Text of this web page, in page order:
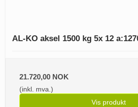
AL-KO aksel 1500 kg 5x 12
21.720,00 NOK
(inkl. mva.)
Vis produkt